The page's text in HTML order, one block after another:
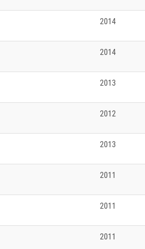
2014
2014
2013
2012
2013
2011
2011
2011